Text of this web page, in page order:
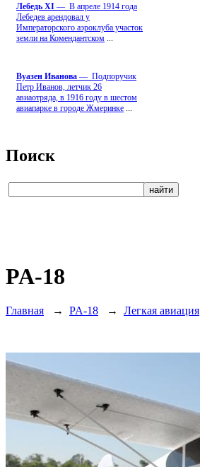
Лебедь ХI — В апреле 1914 года
Лебедев арендовал у
Императорского аэроклуба участок
земли на Комендантском
Вуазен Иванова — Подпоручик
Петр Иванов, летчик 26
авиаотряда, в 1916 году в шестом
авиапарке в городе Жмеринке
Поиск
PA-18
Главная → PA-18 → Легкая авиация